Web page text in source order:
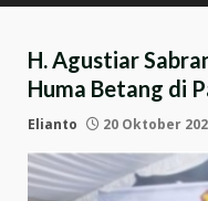
H. Agustiar
Huma Betang di
Elianto 20 Oktober